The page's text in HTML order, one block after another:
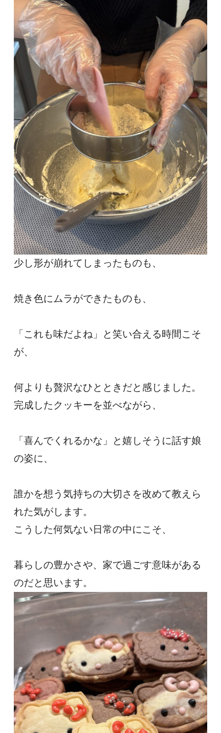
少し形が崩れてしまったものも、
焼き色にムラができたものも、
「これも味だよね」と笑い合える時間こそ
が、
何よりも贅沢なひとときだと感じました。
完成したクッキーを並べながら、
「喜んでくれるかな」と嬉しそうに話す娘
の姿に、
誰かを想う気持ちの大切さを改めて教えら
れた気がします。
こうした何気ない日常の中にこそ、
暮らしの豊かさや、家で過ごす意味がある
のだと思います。